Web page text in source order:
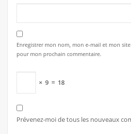
Enregistrer mon nom, mon e-mail et mon
pour mon prochain commentaire.
× 9 = 18
Prévenez-moi de tous les nouveaux